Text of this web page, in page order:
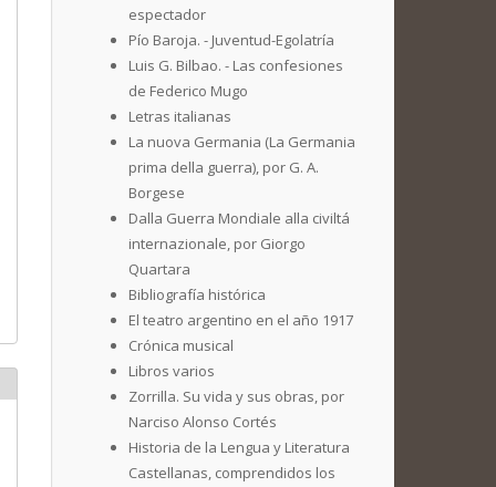
espectador
Pío Baroja. - Juventud-Egolatría
Luis G. Bilbao. - Las confesiones
de Federico Mugo
Letras italianas
La nuova Germania (La Germania
prima della guerra), por G. A.
Borgese
Dalla Guerra Mondiale alla civiltá
internazionale, por Giorgo
Quartara
Bibliografía histórica
El teatro argentino en el año 1917
Crónica musical
Libros varios
Zorrilla. Su vida y sus obras, por
Narciso Alonso Cortés
Historia de la Lengua y Literatura
Castellanas, comprendidos los